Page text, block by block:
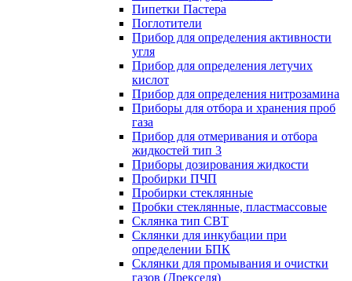
Пипетки Пастера
Поглотители
Прибор для определения активности
угля
Прибор для определения летучих
кислот
Прибор для определения нитрозамина
Приборы для отбора и хранения проб
газа
Прибор для отмеривания и отбора
жидкостей тип 3
Приборы дозирования жидкости
Пробирки ПЧП
Пробирки стеклянные
Пробки стеклянные, пластмассовые
Склянка тип СВТ
Склянки для инкубации при
определении БПК
Склянки для промывания и очистки
газов (Дрекселя)